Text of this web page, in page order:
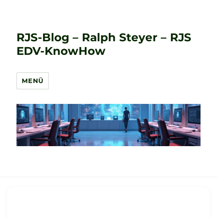
RJS-Blog – Ralph Steyer – RJS
EDV-KnowHow
MENÜ